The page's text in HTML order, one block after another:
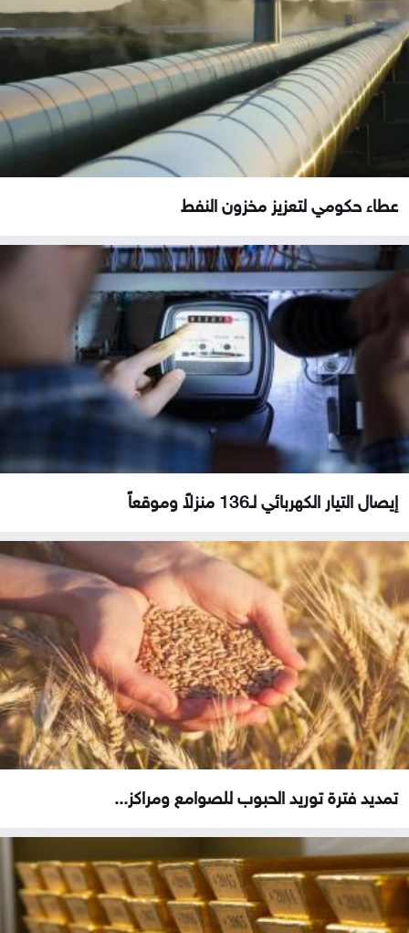
عطاء حكومي لتعزيز مخزون النفط
إيصال التيار الكهربائي لـ136 منزلاً وموقعاً
تمديد فترة توريد الحبوب للصوامع ومراكز...